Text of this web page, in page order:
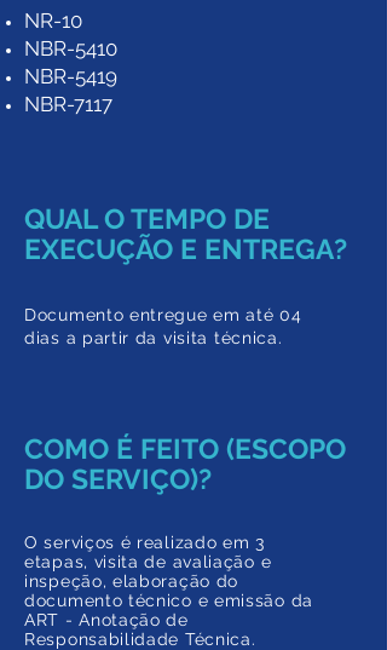
NR-10
NBR-5410
NBR-5419
NBR-7117
QUAL O TEMPO DE
EXECUÇÃO E ENTREGA?
Documento entregue em até 04
dias a partir da visita técnica.
COMO É FEITO (ESCOPO
DO SERVIÇO)?
O serviços é realizado em 3
etapas, visita de avaliação e
inspeção, elaboração do
documento técnico e emissão da
ART - Anotação de
Responsabilidade Técnica.